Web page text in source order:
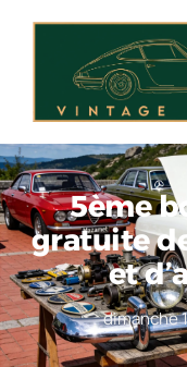
5ème
gratuite
et
dimanche